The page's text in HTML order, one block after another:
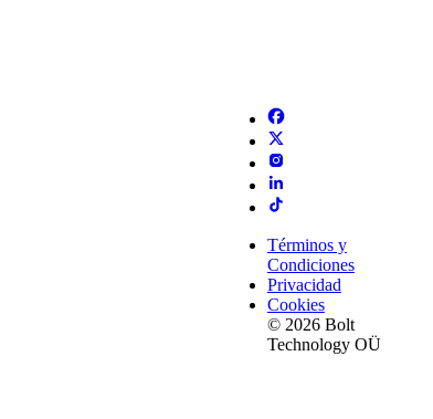
Términos y
Condiciones
Privacidad
Cookies
© 2026 Bolt
Technology OÜ